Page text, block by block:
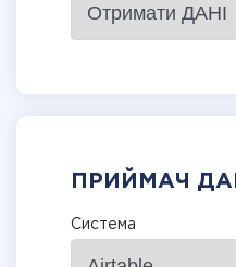
ПРИЙМАЧ
Система